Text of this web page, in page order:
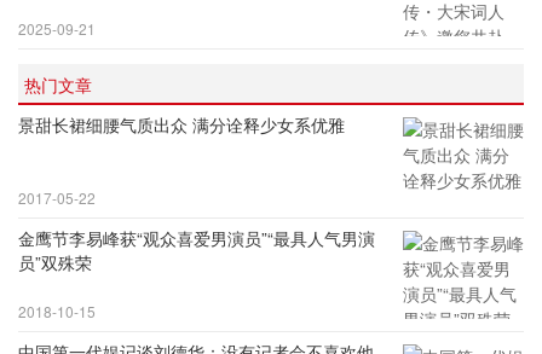
2025-09-21
热门文章
景甜长裙细腰气质出众 满分诠释少女系优雅
2017-05-22
金鹰节李易峰获“观众喜爱男演员”“最具人气男演
员”双殊荣
2018-10-15